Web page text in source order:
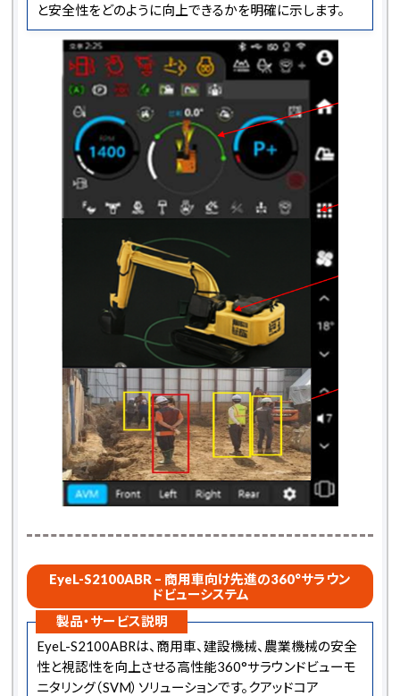
と安全性をどのように向上できるかを明確に示します。
EyeL-S2100ABR – 商用車向け先進の360°サラウン
ドビューシステム
製品・サービス説明
EyeL-S2100ABRは、商用車、建設機械、農業機械の安全
性と視認性を向上させる高性能360°サラウンドビューモ
ニタリング（SVM）ソリューションです。クアッドコア